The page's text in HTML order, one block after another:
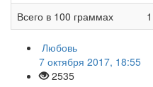
Всего в 100 граммах
1
Любовь
7 октября 2017, 18:55
2535